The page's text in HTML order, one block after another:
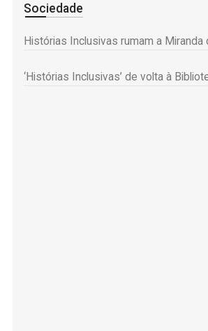
Sociedade
Histórias Inclusivas rumam a Miranda
‘Histórias Inclusivas’ de volta à